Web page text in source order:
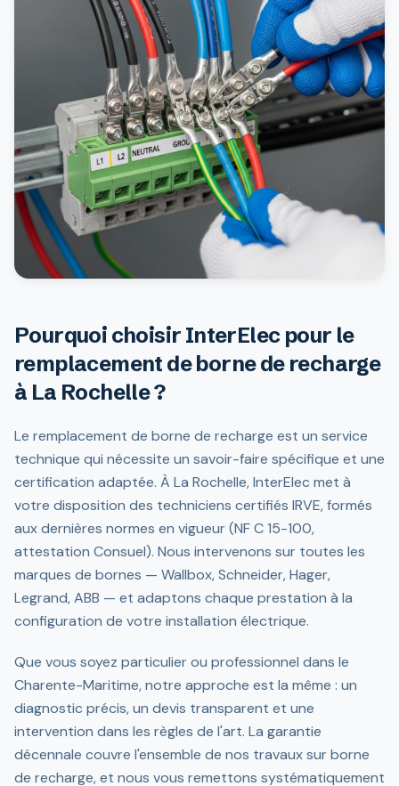
Pourquoi choisir InterElec pour le
remplacement de borne de recharge
à La Rochelle ?
Le remplacement de borne de recharge est un service
technique qui nécessite un savoir-faire spécifique et une
certification adaptée. À La Rochelle, InterElec met à
votre disposition des techniciens certifiés IRVE, formés
aux dernières normes en vigueur (NF C 15-100,
attestation Consuel). Nous intervenons sur toutes les
marques de bornes — Wallbox, Schneider, Hager,
Legrand, ABB — et adaptons chaque prestation à la
configuration de votre installation électrique.
Que vous soyez particulier ou professionnel dans le
Charente-Maritime, notre approche est la même : un
diagnostic précis, un devis transparent et une
intervention dans les règles de l'art. La garantie
décennale couvre l'ensemble de nos travaux sur borne
de recharge, et nous vous remettons systématiquement